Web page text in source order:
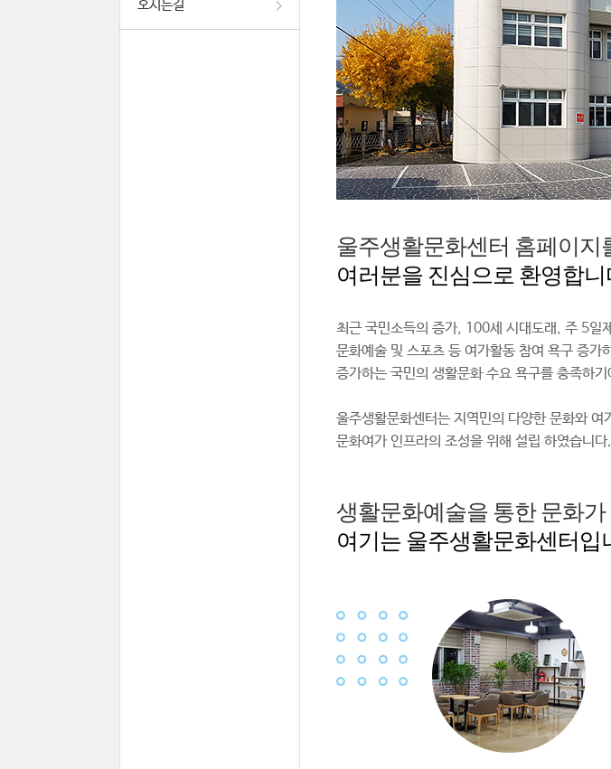
오시는길
울주생활문화센터 홈페이지
여러분을 진심으로 환영합니
최근 국민소득의 증가, 100세 시대도래, 주 5일
문화예술 및 스포츠 등 여가활동 참여 욕구 증가
증가하는 국민의 생활문화 수요 욕구를 충족하
울주생활문화센터는 지역민의 다양한 문화와
문화여가 인프라의 조성을 위해 설립 하였습니다.
생활문화예술을 통한 문화
여기는 울주생활문화센터입